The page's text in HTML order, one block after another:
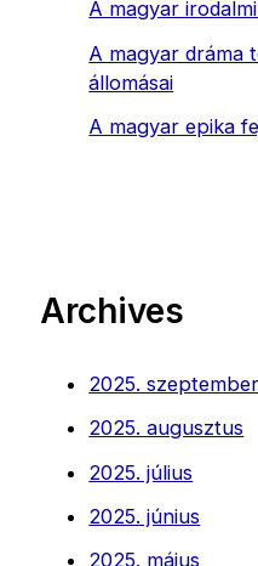
A magyar
A magyar dráma
állomásai
A magyar epika
Archives
2025. szeptember
2025. augusztus
2025. július
2025. június
2025. május